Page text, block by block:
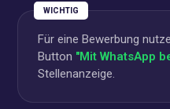
WICHTIG
Für eine Bewerbung
Button "Mit WhatsApp
Stellenanzeige.